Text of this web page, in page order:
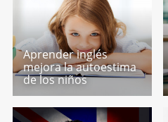
Aprender inglés
mejora la autoestima
de los niños